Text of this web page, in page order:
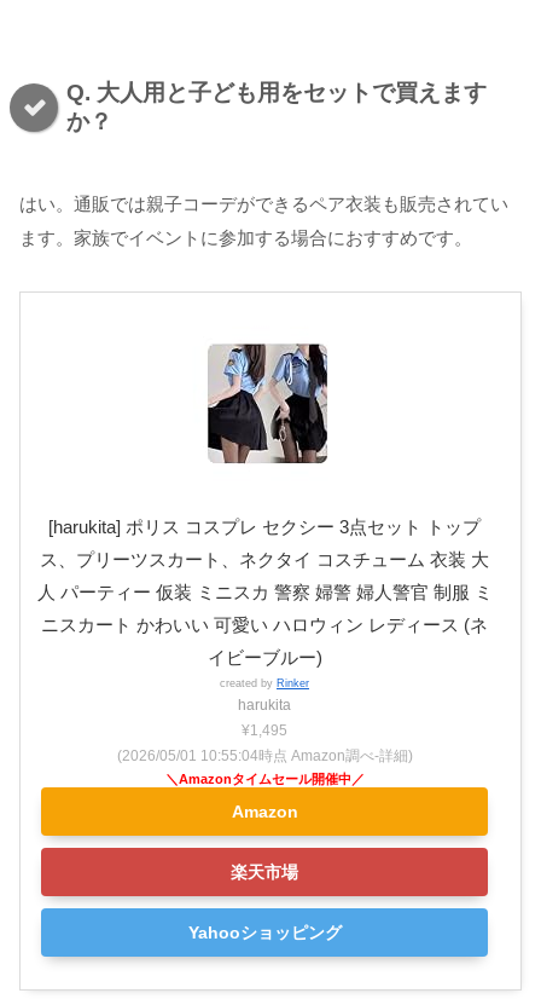
Q. 大人用と子ども用をセットで買えます
か？
はい。通販では親子コーデができるペア衣装も販売されてい
ます。家族でイベントに参加する場合におすすめです。
[harukita] ポリス コスプレ セクシー 3点セット トップ
ス、プリーツスカート、ネクタイ コスチューム 衣装 大
人 パーティー 仮装 ミニスカ 警察 婦警 婦人警官 制服 ミ
ニスカート かわいい 可愛い ハロウィン レディース (ネ
イビーブルー)
created by Rinker
harukita
¥1,495
(2026/05/01 10:55:04時点 Amazon調べ-詳細)
Amazon
楽天市場
Yahooショッピング